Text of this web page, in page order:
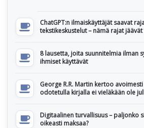
ChatGPT:n ilmaiskäyttäjät saavat
tekstikeskustelut – nämä rajat
8 lausetta, joita suunnitelmia ilman
ihmiset käyttävät
George R.R. Martin kertoo
odotetulla kirjalla ei vieläkään ole
Digitaalinen turvallisuus – paljonko
oikeasti maksaa?